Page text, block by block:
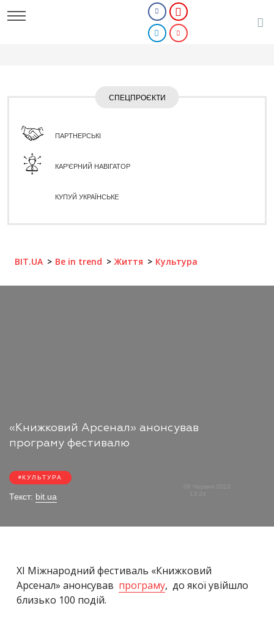
СПЕЦПРОЄКТИ
ПАРТНЕРСЬКІ
КАР'ЄРНИЙ НАВІГАТОР
КУПУЙ УКРАЇНСЬКЕ
BIT.UA Be in trend Життя Культура
«Книжковий Арсенал» анонсував
програму фестивалю
КУЛЬТУРА
Текст: bit.ua
ХI Міжнародний фестиваль «Книжковий
Арсенал» анонсував програму, до якої увійшло
близько 100 подій.